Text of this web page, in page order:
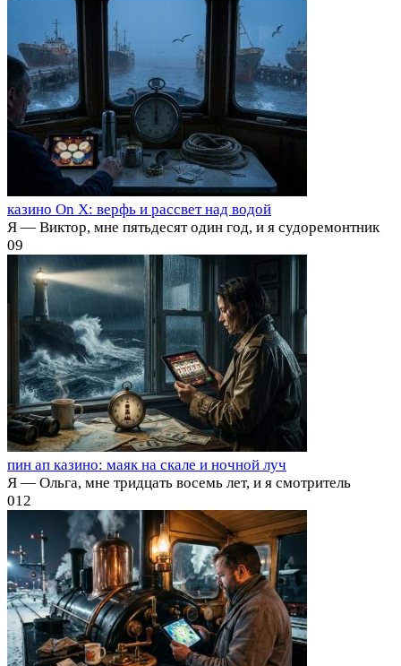
казино On X: верфь и рассвет над водой
Я — Виктор, мне пятьдесят один год, и я судоремонтник
09
пин ап казино: маяк на скале и ночной луч
Я — Ольга, мне тридцать восемь лет, и я смотритель
012